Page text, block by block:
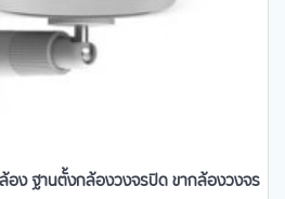
ง ฐานตั้งกล้องวงจรปิด ขากล้องวงจร